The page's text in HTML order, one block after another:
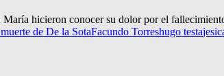
hicieron conocer su dolor por el
de De la SotaFacundo Torreshugo testa